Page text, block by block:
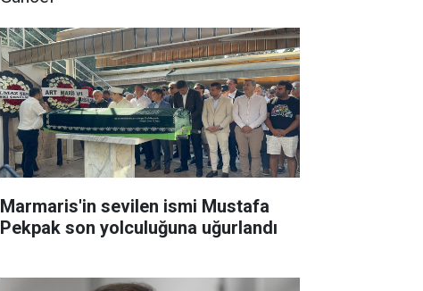
Marmaris'in sevilen ismi Mustafa
Pekpak son yolculuğuna uğurlandı